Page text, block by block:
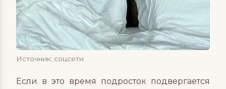
Источник: соцсети
Если в это время подросток подвергается